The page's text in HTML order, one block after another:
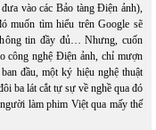
vào các Bảo tàng Điện ảnh),
muốn tìm hiểu trên Google sẽ
tin đầy đủ… Nhưng, cuốn
công nghệ Điện ảnh, chỉ mượn
đầu, một ký hiệu nghệ thuật
ba lát cắt tự sự về nghề qua đó
làm phim Việt qua mấy thế